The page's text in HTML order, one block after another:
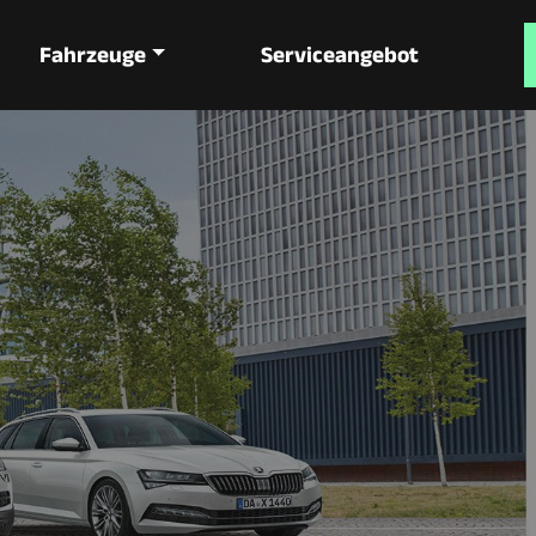
Fahrzeuge Serviceangebot